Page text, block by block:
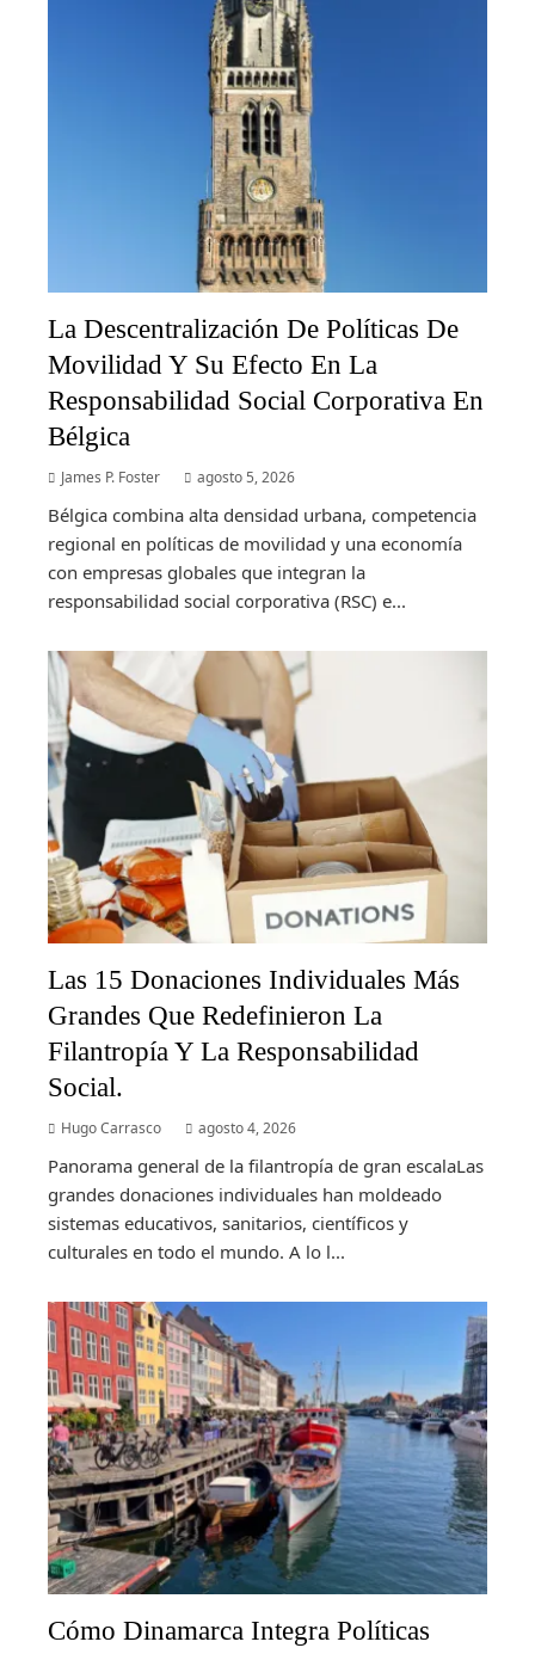
La Descentralización De Políticas De
Movilidad Y Su Efecto En La
Responsabilidad Social Corporativa En
Bélgica
James P. Foster agosto 5, 2026
Bélgica combina alta densidad urbana, competencia
regional en políticas de movilidad y una economía
con empresas globales que integran la
responsabilidad social corporativa (RSC) e...
Las 15 Donaciones Individuales Más
Grandes Que Redefinieron La
Filantropía Y La Responsabilidad
Social.
Hugo Carrasco agosto 4, 2026
Panorama general de la filantropía de gran escalaLas
grandes donaciones individuales han moldeado
sistemas educativos, sanitarios, científicos y
culturales en todo el mundo. A lo l...
Cómo Dinamarca Integra Políticas